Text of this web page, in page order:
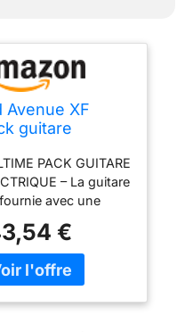
Avenue XF
guitare
avec ampli
jack, stand,
de
sangle,
de cordes de
et
– Noir
PACK GUITARE
– La guitare
avec une
et le
des
une sangle,
€